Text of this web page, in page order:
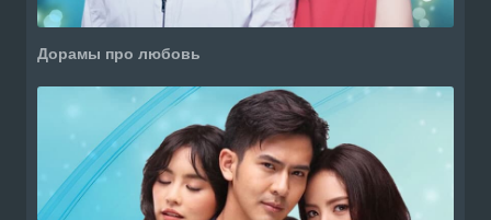
Дорамы про любовь